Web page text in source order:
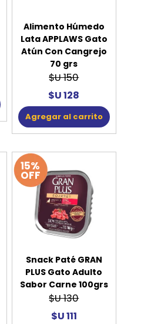
Alimento Húmedo
Lata APPLAWS Gato
Atún Con Cangrejo
70 grs
$U 150
$U 128
Agregar al carrito
15%
OFF
Snack Paté GRAN
PLUS Gato Adulto
Sabor Carne 100grs
$U 130
$U 111